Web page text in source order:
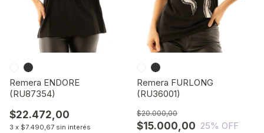
Remera ENDORE
(RU87354)
$22.472,00
3 x $7.490,67 sin interés
Remera FURLONG
(RU36001)
$15.000,00
$20.000,00
25% OFF